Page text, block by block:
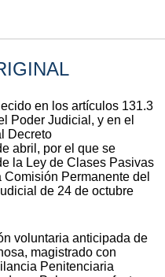
en los artículos 131.3
Poder Judicial, y en el
Decreto
abril, por el que se
la Ley de Clases Pasivas
Permanente del
de 24 de octubre
voluntaria anticipada de
magistrado con
Penitenciaria